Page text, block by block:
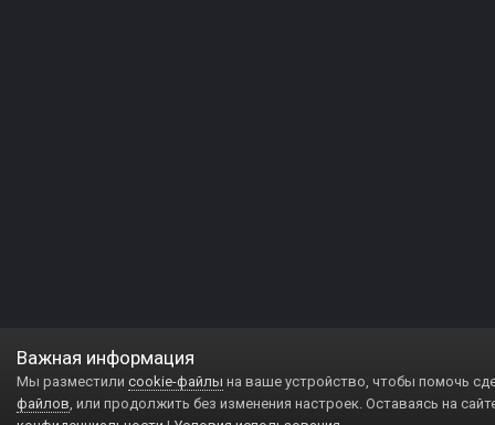
Важная информация
Мы разместили cookie-файлы на ваше устройство, чтобы помочь
файлов, или продолжить без изменения настроек. Оставаясь на